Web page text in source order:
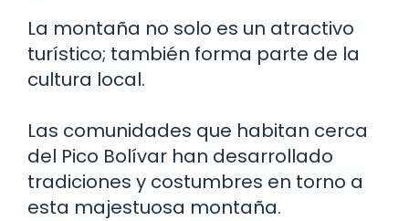
La montaña no solo es un atractivo
turístico; también forma parte de la
cultura local.
Las comunidades que habitan cerca
del Pico Bolívar han desarrollado
tradiciones y costumbres en torno a
esta majestuosa montaña.